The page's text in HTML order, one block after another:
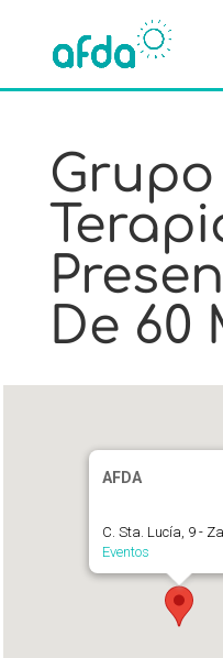
Grupo
De 60
AFDA
C. Sta. Lucía, 9 -
Eventos